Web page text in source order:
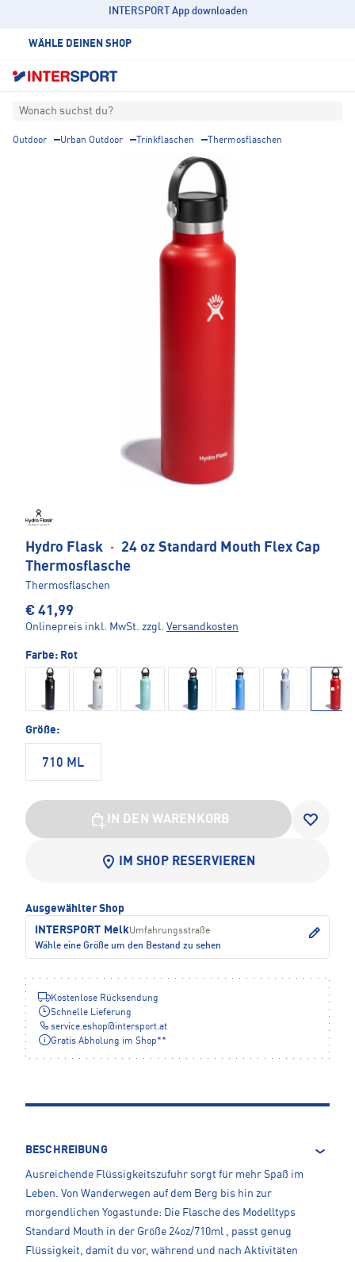
INTERSPORT App downloaden
WÄHLE DEINEN SHOP
Wonach suchst du?
Outdoor Urban Outdoor Trinkflaschen Thermosflaschen
Hydro Flask ·
24 oz Standard Mouth Flex Cap
Thermosflasche
Thermosflaschen
€ 41,99
Onlinepreis inkl. MwSt. zzgl. Versandkosten
Farbe: Rot
Größe:
710 ML
IN DEN WARENKORB
IM SHOP RESERVIEREN
Ausgewählter Shop
INTERSPORT MelkUmfahrungsstraße
Wähle eine Größe um den Bestand zu sehen
Kostenlose Rücksendung
Schnelle Lieferung
service.eshop@intersport.at
Gratis Abholung im Shop**
BESCHREIBUNG
Ausreichende Flüssigkeitszufuhr sorgt für mehr Spaß im
Leben. Von Wanderwegen auf dem Berg bis hin zur
morgendlichen Yogastunde: Die Flasche des Modelltyps
Standard Mouth in der Größe 24oz/710ml , passt genug
Flüssigkeit, damit du vor, während und nach Aktivitäten